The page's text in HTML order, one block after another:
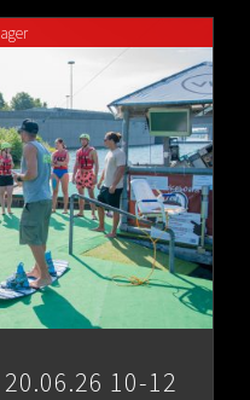
20.06.26 10-12